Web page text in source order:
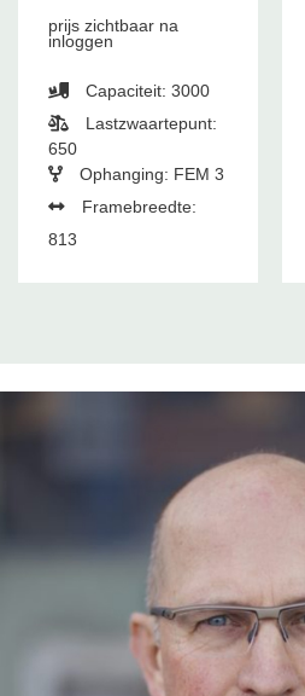
prijs zichtbaar na
inloggen
Capaciteit: 3000
Lastzwaartepunt:
650
Ophanging: FEM 3
Framebreedte:
813